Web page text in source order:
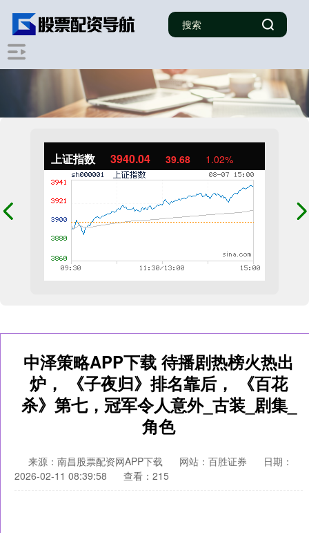
上证指数 3940.04 39.68 1.02%
中泽策略APP下载 待播剧热榜火热出
炉， 《子夜归》排名靠后， 《百花
杀》第七，冠军令人意外_古装_剧集_
角色
来源：南昌股票配资网APP下载 网站：百胜证券
日期：
2026-02-11 08:39:58
查看：215